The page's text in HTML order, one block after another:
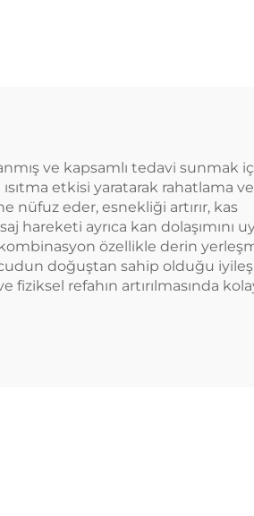
ve kapsamlı tedavi sunmak
etkisi yaratarak rahatlama ve
nüfuz eder, esnekliği artırır, kas
hareketi ayrıca kan dolaşımını
kombinasyon özellikle derin
doğuştan sahip olduğu
refahın artırılmasında